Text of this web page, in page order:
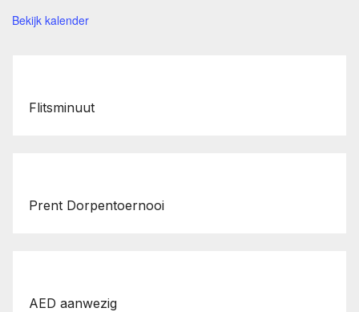
Bekijk kalender
Flitsminuut
Prent Dorpentoernooi
AED aanwezig